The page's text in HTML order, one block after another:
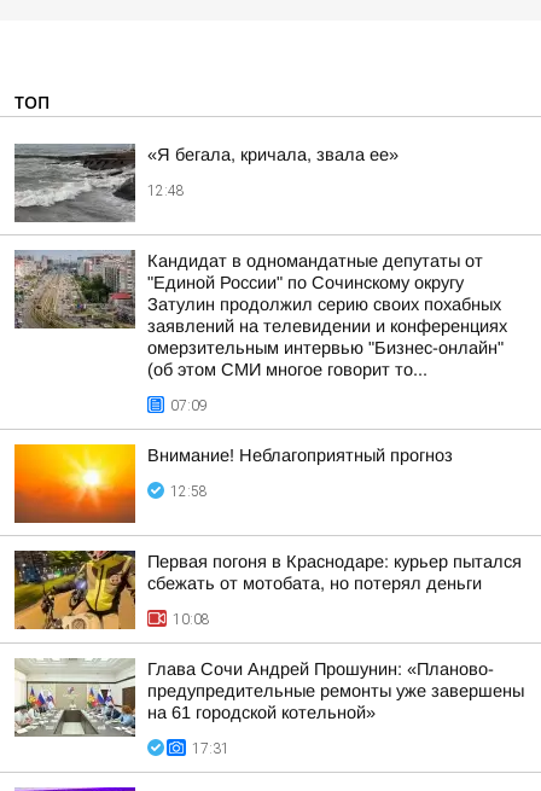
ТОП
«Я бегала, кричала, звала ее»
12:48
Кандидат в одномандатные депутаты от
"Единой России" по Сочинскому округу
Затулин продолжил серию своих похабных
заявлений на телевидении и конференциях
омерзительным интервью "Бизнес-онлайн"
(об этом СМИ многое говорит то...
07:09
Внимание! Неблагоприятный прогноз
12:58
Первая погоня в Краснодаре: курьер пытался
сбежать от мотобата, но потерял деньги
10:08
Глава Сочи Андрей Прошунин: «Планово-
предупредительные ремонты уже завершены
на 61 городской котельной»
17:31